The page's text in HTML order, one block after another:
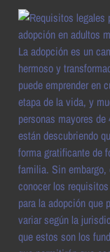
La adopción es un
hermoso y
puede emprender en
etapa de la vida, y
personas mayores de
están descubriendo
forma gratificante de
familia. Sin embargo,
conocer los
para la adopción que
variar según la
que estos son los